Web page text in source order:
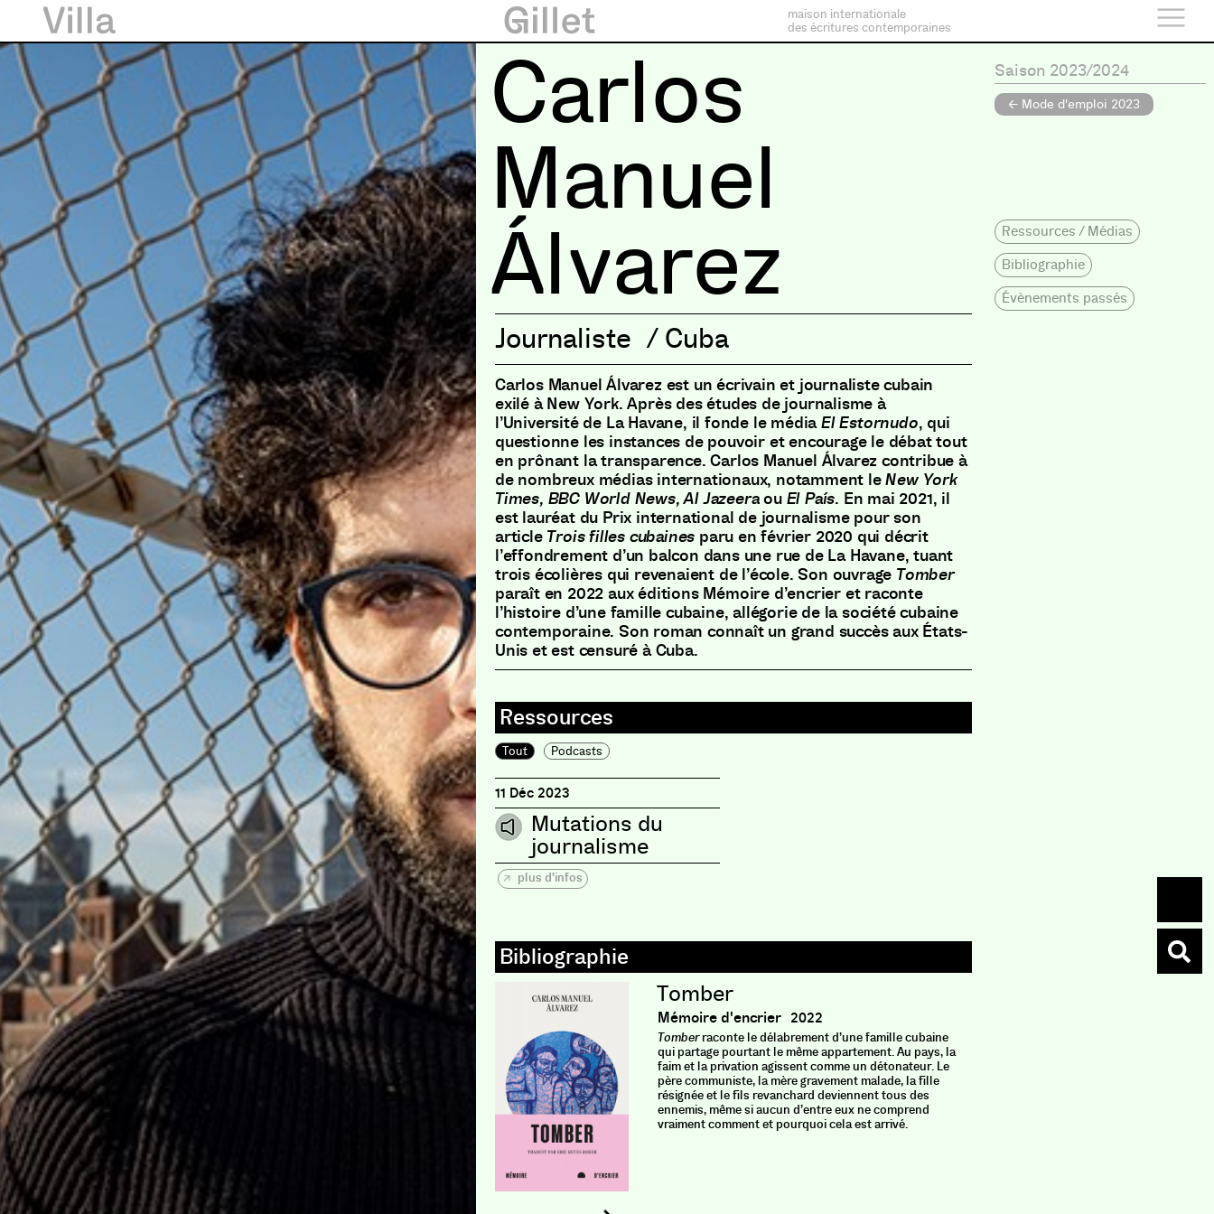
maison internationale
des écritures contemporaines
Carlos
Manuel
Álvarez
Journaliste / Cuba
Carlos Manuel Álvarez est un écrivain et journaliste cubain
exilé à New York. Après des études de journalisme à
l’Université de La Havane, il fonde le médiaEl Estornudo, qui
questionne les instances de pouvoir et encourage le débat tout
en prônant la transparence. Carlos Manuel Álvarez contribue à
de nombreux médias internationaux, notamment leNew York
Times, BBC World News, Al Jazeeraou El País. En mai 2021, il
est lauréat du Prix international de journalisme pour son
article Trois filles cubaines paru en février 2020 qui décrit
l’effondrement d’un balcon dans une rue de La Havane, tuant
trois écolières qui revenaient de l’école. Son ouvrage Tomber
paraît en 2022 aux éditions Mémoire d’encrier et raconte
l’histoire d’une famille cubaine, allégorie de la société cubaine
contemporaine. Son roman connaît un grand succès aux États-
Unis et est censuré à Cuba.
Tout Podcasts
11 Déc 2023
Mutations du
journalisme
plus d'infos
Tomber
Mémoire d'encrier 2022
Tomberraconte le délabrement d’une famille cubaine
qui partage pourtant le même appartement. Au pays, la
faim et la privation agissent comme un détonateur. Le
père communiste, la mère gravement malade, la ﬁlle
résignée et le ﬁls revanchard deviennent tous des
ennemis, même si aucun d’entre eux ne comprend
vraiment comment et pourquoi cela est arrivé.
Saison 2023/2024
← Mode d'emploi 2023
Ressources / Médias
Bibliographie
Évènements passés